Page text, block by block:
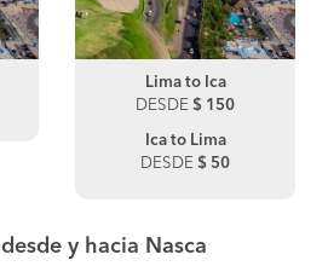
Lima to Ica
DESDE $ 150
Ica to Lima
DESDE $ 50
desde y hacia Nasca